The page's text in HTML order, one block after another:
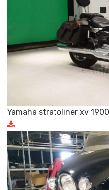
Yamaha stratoliner xv 1900